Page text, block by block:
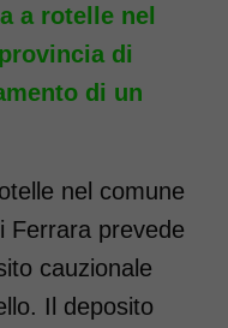
a domicilio
per
a rotelle nel
di
di un
nel comune
Ferrara prevede
cauzionale
Il deposito